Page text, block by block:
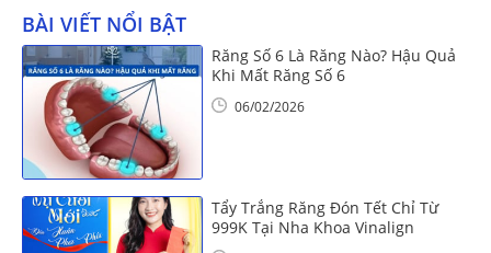
BÀI VIẾT NỔI BẬT
Răng Số 6 Là Răng Nào? Hậu Quả
Khi Mất Răng Số 6
06/02/2026
Tẩy Trắng Răng Đón Tết Chỉ Từ
999K Tại Nha Khoa Vinalign